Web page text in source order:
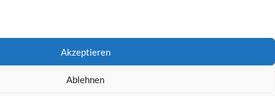
Akzeptieren
Ablehnen
Impressum/Datenschutz